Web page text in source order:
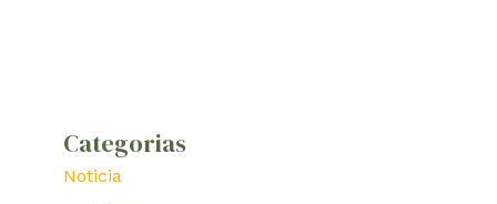
Categorias
Noticia